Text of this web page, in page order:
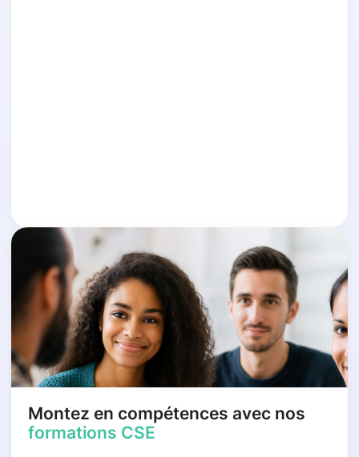
Montez en compétences avec nos
formations CSE